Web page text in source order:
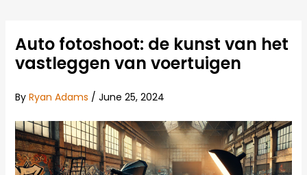
Auto fotoshoot: de kunst van het
vastleggen van voertuigen
By Ryan Adams / June 25, 2024